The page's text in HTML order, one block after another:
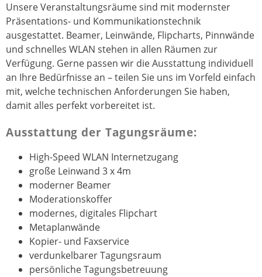
Unsere Veranstaltungsräume sind mit modernster
Präsentations- und Kommunikationstechnik
ausgestattet. Beamer, Leinwände, Flipcharts, Pinnwände
und schnelles WLAN stehen in allen Räumen zur
Verfügung. Gerne passen wir die Ausstattung individuell
an Ihre Bedürfnisse an – teilen Sie uns im Vorfeld einfach
mit, welche technischen Anforderungen Sie haben,
damit alles perfekt vorbereitet ist.
Ausstattung der Tagungsräume:
High-Speed WLAN Internetzugang
große Leinwand 3 x 4m
moderner Beamer
Moderationskoffer
modernes, digitales Flipchart
Metaplanwände
Kopier- und Faxservice
verdunkelbarer Tagungsraum
persönliche Tagungsbetreuung